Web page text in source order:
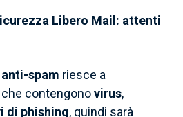
Libero Mail: attenti
anti-spam riesce a
contengonovirus,
di phishing, quindi sarà